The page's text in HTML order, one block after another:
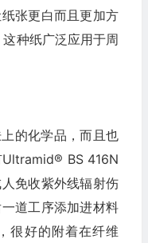
张更白而且更加方
种纸广泛应用于周
的化学品，而且也
BS 416N
免收紫外线辐射伤
道工序添加进材料
很好的附着在纤维